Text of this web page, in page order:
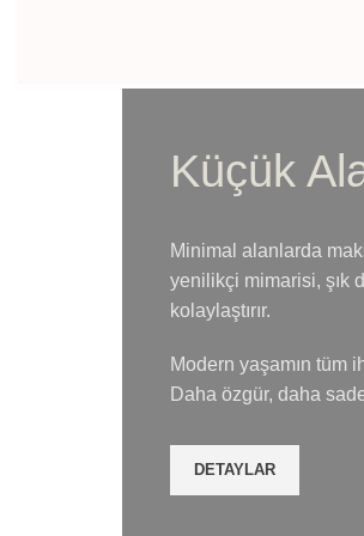
Küçük
Minimal alanlarda
yenilikçi mimarisi, şık
kolaylaştırır.
Modern yaşamın tüm
Daha özgür, daha
DETAYLAR